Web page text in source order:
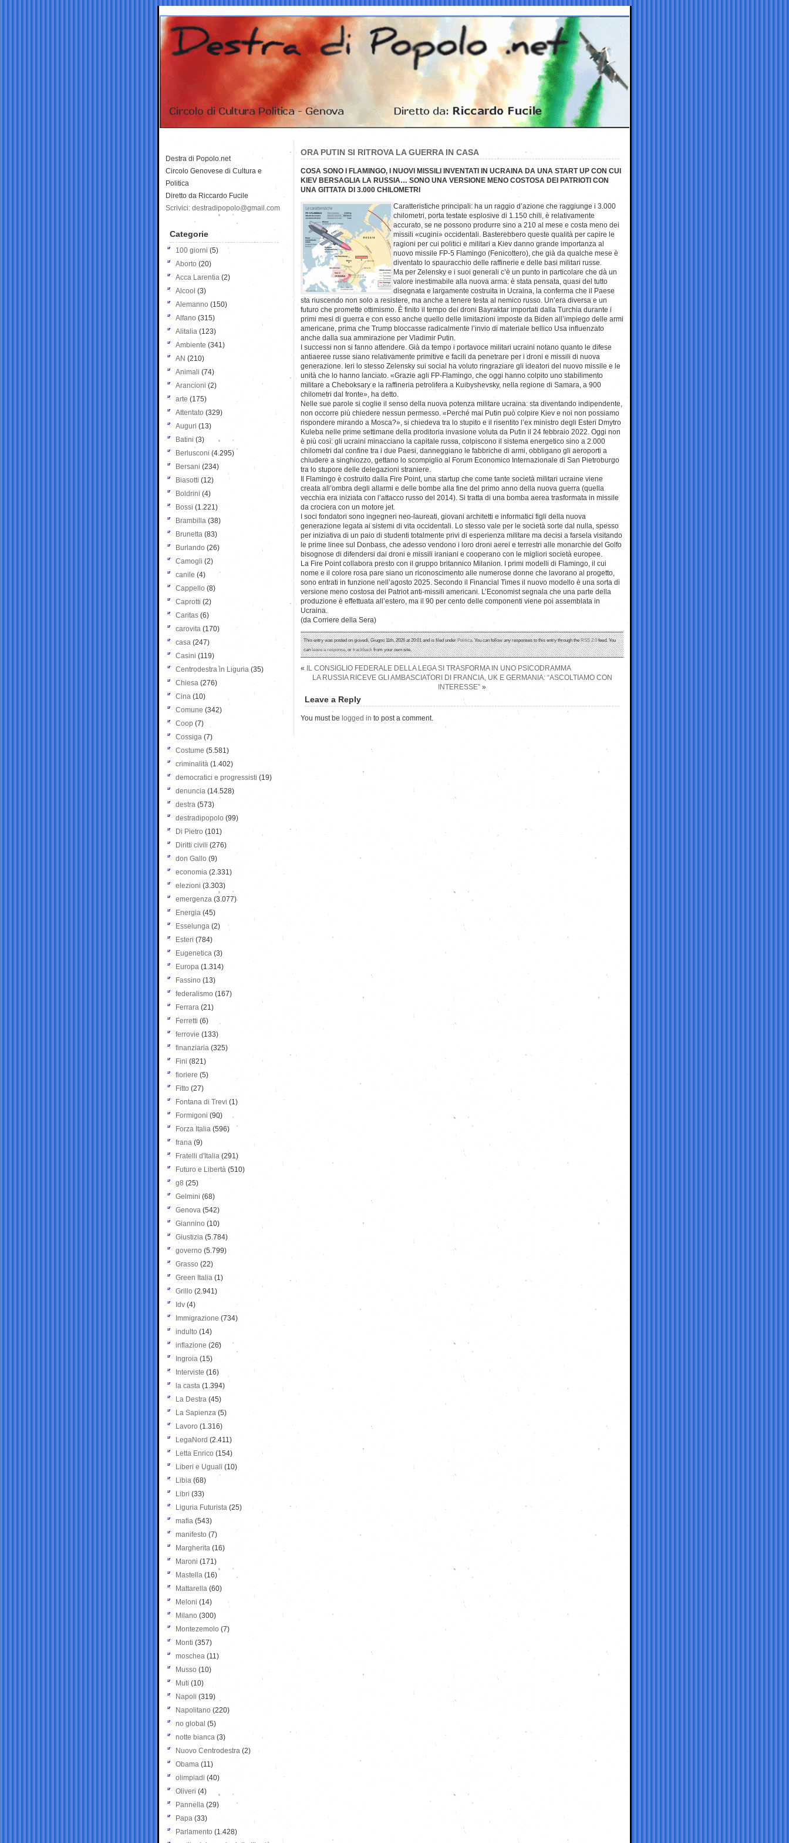
ORA PUTIN SI RITROVA LA GUERRA IN CASA
COSA SONO I FLAMINGO, I NUOVI MISSILI INVENTATI IN UCRAINA DA UNA START UP CON CUI
KIEV BERSAGLIA LA RUSSIA… SONO UNA VERSIONE MENO COSTOSA DEI PATRIOTI CON
UNA GITTATA DI 3.000 CHILOMETRI
Caratteristiche principali: ha un raggio d’azione che raggiunge i 3.000
chilometri, porta testate esplosive di 1.150 chili, è relativamente
accurato, se ne possono produrre sino a 210 al mese e costa meno dei
missili «cugini» occidentali. Basterebbero queste qualità per capire le
ragioni per cui politici e militari a Kiev danno grande importanza al
nuovo missile FP-5 Flamingo (Fenicottero), che già da qualche mese è
diventato lo spauracchio delle raffinerie e delle basi militari russe.
Ma per Zelensky e i suoi generali c’è un punto in particolare che dà un
valore inestimabile alla nuova arma: è stata pensata, quasi del tutto
disegnata e largamente costruita in Ucraina, la conferma che il Paese
sta riuscendo non solo a resistere, ma anche a tenere testa al nemico russo. Un’era diversa e un
futuro che promette ottimismo. È finito il tempo dei droni Bayraktar importati dalla Turchia durante i
primi mesi di guerra e con esso anche quello delle limitazioni imposte da Biden all’impiego delle armi
americane, prima che Trump bloccasse radicalmente l’invio di materiale bellico Usa influenzato
anche dalla sua ammirazione per Vladimir Putin.
I successi non si fanno attendere. Già da tempo i portavoce militari ucraini notano quanto le difese
antiaeree russe siano relativamente primitive e facili da penetrare per i droni e missili di nuova
generazione. Ieri lo stesso Zelensky sui social ha voluto ringraziare gli ideatori del nuovo missile e le
unità che lo hanno lanciato. «Grazie agli FP-Flamingo, che oggi hanno colpito uno stabilimento
militare a Cheboksary e la raffineria petrolifera a Kuibyshevsky, nella regione di Samara, a 900
chilometri dal fronte», ha detto.
Nelle sue parole si coglie il senso della nuova potenza militare ucraina: sta diventando indipendente,
non occorre più chiedere nessun permesso. «Perché mai Putin può colpire Kiev e noi non possiamo
rispondere mirando a Mosca?», si chiedeva tra lo stupito e il risentito l’ex ministro degli Esteri Dmytro
Kuleba nelle prime settimane della proditoria invasione voluta da Putin il 24 febbraio 2022. Oggi non
è più così: gli ucraini minacciano la capitale russa, colpiscono il sistema energetico sino a 2.000
chilometri dal confine tra i due Paesi, danneggiano le fabbriche di armi, obbligano gli aeroporti a
chiudere a singhiozzo, gettano lo scompiglio al Forum Economico Internazionale di San Pietroburgo
tra lo stupore delle delegazioni straniere.
Il Flamingo è costruito dalla Fire Point, una startup che come tante società militari ucraine viene
creata all’ombra degli allarmi e delle bombe alla fine del primo anno della nuova guerra (quella
vecchia era iniziata con l’attacco russo del 2014). Si tratta di una bomba aerea trasformata in missile
da crociera con un motore jet.
I soci fondatori sono ingegneri neo-laureati, giovani architetti e informatici figli della nuova
generazione legata ai sistemi di vita occidentali. Lo stesso vale per le società sorte dal nulla, spesso
per iniziativa di un paio di studenti totalmente privi di esperienza militare ma decisi a farsela visitando
le prime linee sul Donbass, che adesso vendono i loro droni aerei e terrestri alle monarchie del Golfo
bisognose di difendersi dai droni e missili iraniani e cooperano con le migliori società europee.
La Fire Point collabora presto con il gruppo britannico Milanion. I primi modelli di Flamingo, il cui
nome e il colore rosa pare siano un riconoscimento alle numerose donne che lavorano al progetto,
sono entrati in funzione nell’agosto 2025. Secondo il Financial Times il nuovo modello è una sorta di
versione meno costosa dei Patriot anti-missili americani. L’Economist segnala che una parte della
produzione è effettuata all’estero, ma il 90 per cento delle componenti viene poi assemblata in
Ucraina.
(da Corriere della Sera)
This entry was posted on giovedì, Giugno 11th, 2026 at 20:01 and is filed underPolitica. You can follow any responses to this entry through theRSS 2.0feed. You
canleave a response, ortrackbackfrom your own site.
«
IL CONSIGLIO FEDERALE DELLA LEGA SI TRASFORMA IN UNO PSICODRAMMA
LA RUSSIA RICEVE GLI AMBASCIATORI DI FRANCIA, UK E GERMANIA: “ASCOLTIAMO CON
INTERESSE” »
Leave a Reply
You must be logged in to post a comment.
Destra di Popolo.net
Circolo Genovese di Cultura e
Politica
Diretto da Riccardo Fucile
Scrivici: destradipopolo@gmail.com
Categorie
100 giorni (5)
Aborto (20)
Acca Larentia (2)
Alcool (3)
Alemanno (150)
Alfano (315)
Alitalia (123)
Ambiente (341)
AN (210)
Animali (74)
Arancioni (2)
arte (175)
Attentato (329)
Auguri (13)
Batini (3)
Berlusconi (4.295)
Bersani (234)
Biasotti (12)
Boldrini (4)
Bossi (1.221)
Brambilla (38)
Brunetta (83)
Burlando (26)
Camogli (2)
canile (4)
Cappello (8)
Caprotti (2)
Caritas (6)
carovita (170)
casa (247)
Casini (119)
Centrodestra in Liguria (35)
Chiesa (276)
Cina (10)
Comune (342)
Coop (7)
Cossiga (7)
Costume (5.581)
criminalità (1.402)
democratici e progressisti (19)
denuncia (14.528)
destra (573)
destradipopolo (99)
Di Pietro (101)
Diritti civili (276)
don Gallo (9)
economia (2.331)
elezioni (3.303)
emergenza (3.077)
Energia (45)
Esselunga (2)
Esteri (784)
Eugenetica (3)
Europa (1.314)
Fassino (13)
federalismo (167)
Ferrara (21)
Ferretti (6)
ferrovie (133)
finanziaria (325)
Fini (821)
fioriere (5)
Fitto (27)
Fontana di Trevi (1)
Formigoni (90)
Forza Italia (596)
frana (9)
Fratelli d'Italia (291)
Futuro e Libertà (510)
g8 (25)
Gelmini (68)
Genova (542)
Giannino (10)
Giustizia (5.784)
governo (5.799)
Grasso (22)
Green Italia (1)
Grillo (2.941)
Idv (4)
Immigrazione (734)
indulto (14)
inflazione (26)
Ingroia (15)
Interviste (16)
la casta (1.394)
La Destra (45)
La Sapienza (5)
Lavoro (1.316)
LegaNord (2.411)
Letta Enrico (154)
Liberi e Uguali (10)
Libia (68)
Libri (33)
Liguria Futurista (25)
mafia (543)
manifesto (7)
Margherita (16)
Maroni (171)
Mastella (16)
Mattarella (60)
Meloni (14)
Milano (300)
Montezemolo (7)
Monti (357)
moschea (11)
Musso (10)
Muti (10)
Napoli (319)
Napolitano (220)
no global (5)
notte bianca (3)
Nuovo Centrodestra (2)
Obama (11)
olimpiadi (40)
Oliveri (4)
Pannella (29)
Papa (33)
Parlamento (1.428)